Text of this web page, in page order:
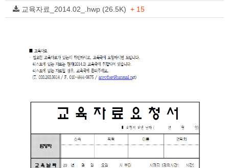
교육자료_2014.02_.hwp (26.5K) + 15